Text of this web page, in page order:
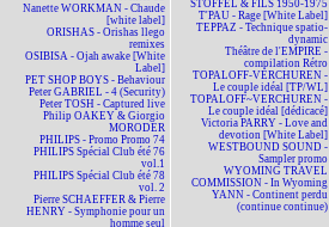
Nanette WORKMAN - Chaude
[white label]
ORISHAS - Orishas llego
remixes
OSIBISA - Ojah awake [White
Label]
PET SHOP BOYS - Behaviour
Peter GABRIEL - 4 (Security)
Peter TOSH - Captured live
Philip OAKEY & Giorgio
MORODER
PHILIPS - Promo Promo 74
PHILIPS Spécial Club été 76
vol.1
PHILIPS Spécial Club été 78
vol. 2
Pierre SCHAEFFER & Pierre
HENRY - Symphonie pour un
homme seul
STOFFEL & FILS 1950-1975
T'PAU - Rage [White Label]
TEPPAZ - Technique spatio-
dynamic
Théâtre de l'EMPIRE -
compilation Rétro
TOPALOFF-VERCHUREN -
Le couple idéal [TP/WL]
TOPALOFF~VERCHUREN -
Le couple idéal [dédicacé]
Victoria PARRY - Love and
devotion [White Label]
WESTBOUND SOUND -
Sampler promo
WYOMING TRAVEL
COMMISSION - In Wyoming
YANN - Continent perdu
(continue continue)